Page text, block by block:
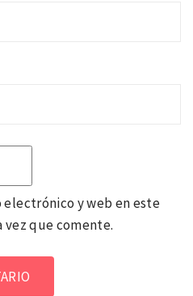
y web en este
vez que comente.